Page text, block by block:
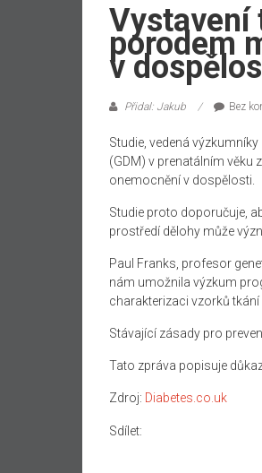
Vystavení
porodem
v
Přidal: Jakub Bez
Studie, vedená výzkumníky
(GDM) v prenatálním věku
onemocnění v dospělosti.
Studie proto doporučuje,
prostředí dělohy může
Paul Franks profesor
nám umožnila výzkum
charakterizaci vzorků tkání
Stávající zásady pro
Tato zpráva popisuje
Zdroj: Diabetes.co.uk
Sdílet: